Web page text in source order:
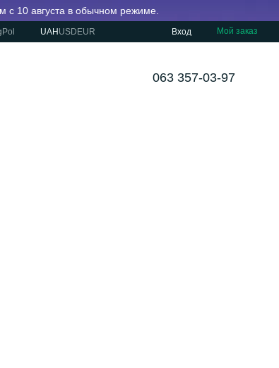
с 10 августа в обычном режиме.
Pol UAH USD EUR Вход Мой заказ
063 357-03-97